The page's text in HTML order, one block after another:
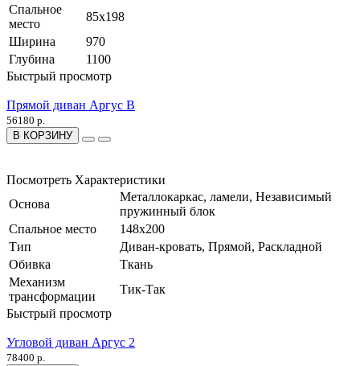
Спальное
место
85х198
Ширина
970
Глубина
1100
Быстрый просмотр
Прямой диван Аргус В
56180 р.
В КОРЗИНУ
Посмотреть Характеристики
Основа
Металлокаркас, ламели, Независимый
пружинный блок
Спальное место
148x200
Тип
Диван-кровать, Прямой, Раскладной
Обивка
Ткань
Механизм
трансформации
Тик-Так
Быстрый просмотр
Угловой диван Аргус 2
78400 р.